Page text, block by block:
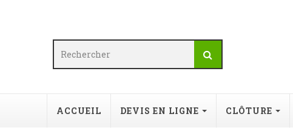
ACCUEIL DEVIS EN LIGNE CLÔTURE